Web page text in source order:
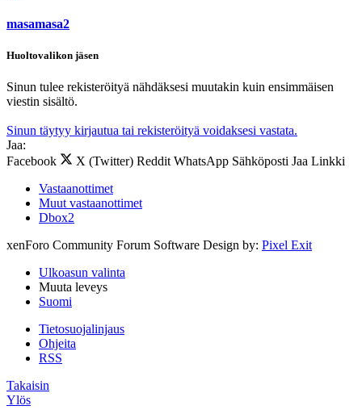
masamasa2
Huoltovalikon jäsen
Sinun tulee rekisteröityä nähdäksesi muutakin kuin ensimmäisen
viestin sisältö.
Sinun täytyy kirjautua tai rekisteröityä voidaksesi vastata.
Jaa:
Facebook
X (Twitter) Reddit WhatsApp Sähköposti Jaa Linkki
Vastaanottimet
Muut vastaanottimet
Dbox2
xenForo Community Forum Software Design by: Pixel Exit
Ulkoasun valinta
Muuta leveys
Suomi
Tietosuojalinjaus
Ohjeita
RSS
Takaisin
Ylös